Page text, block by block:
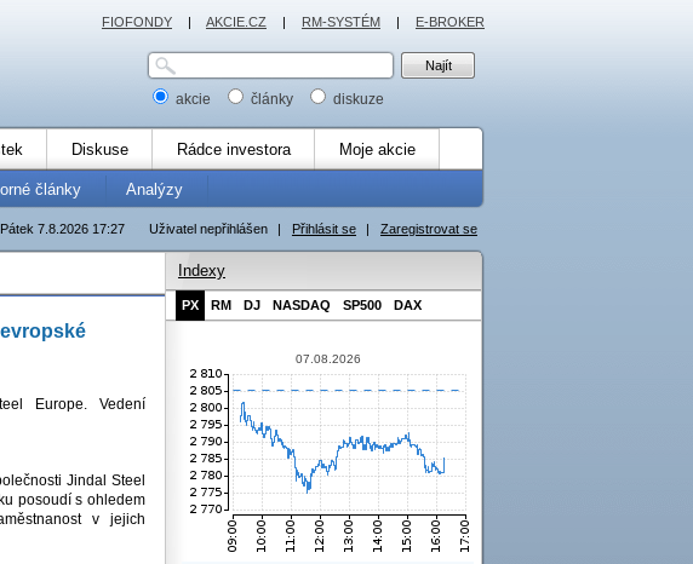
akcie články diskuze
Diskuse Rádce investora Moje akcie
články Analýzy
Uživatel nepřihlášen | Přihlásit se | Zaregistrovat se
Pátek 7.8.2026 17:27
Europe. Vedení
Jindal Steel
posoudí s ohledem
v jejich
Indexy
PX RM DJ NASDAQ SP500 DAX
07.08.2026
FIOFONDY | AKCIE.CZ | RM-SYSTÉM | E-BROKER